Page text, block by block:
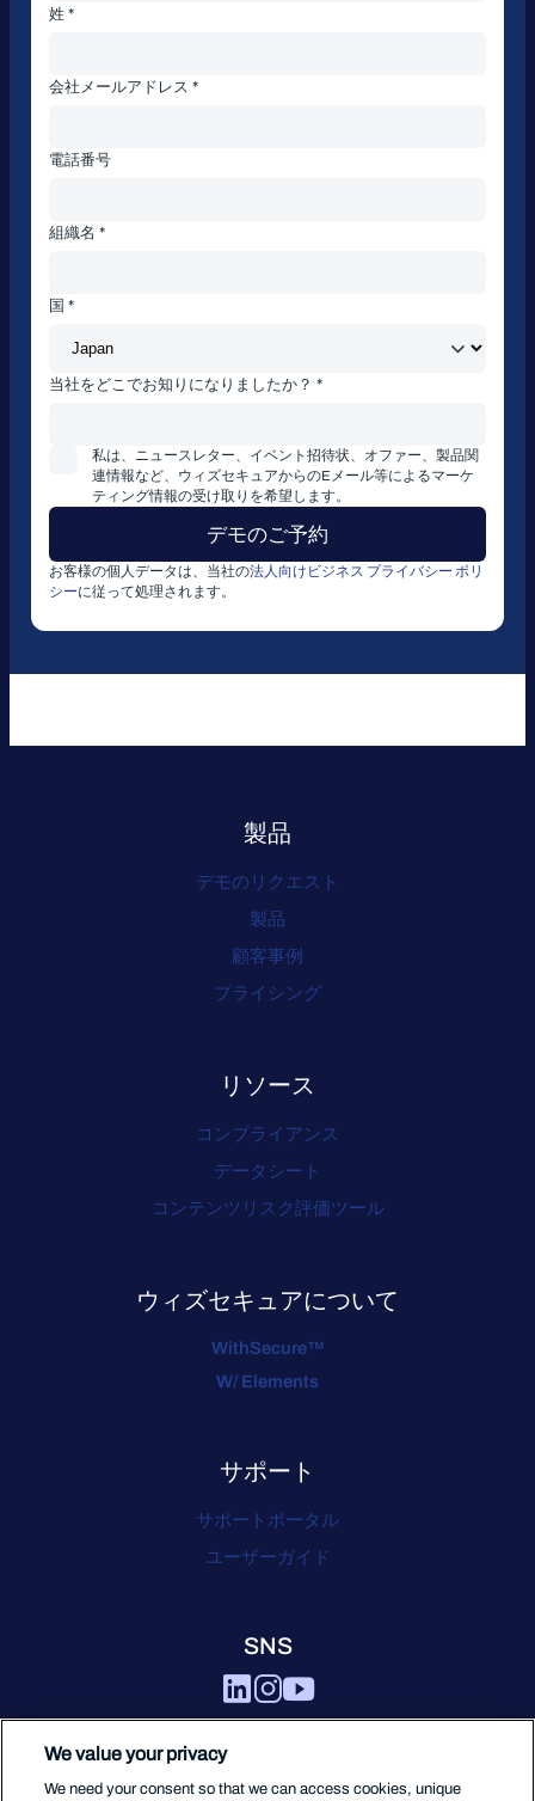
姓 *
会社メールアドレス *
電話番号
組織名 *
国 *
当社をどこでお知りになりましたか？ *
私は、ニュースレター、イベント招待状、オファー、製品関
連情報など、ウィズセキュアからのEメール等によるマーケ
ティング情報の受け取りを希望します。
お客様の個人データは、当社の法人向けビジネス プライバシー ポリ
シーに従って処理されます。
製品
デモのリクエスト
製品
顧客事例
プライシング
リソース
コンプライアンス
データシート
コンテンツリスク評価ツール
ウィズセキュアについて
WithSecure™
W/ Elements
サポート
サポートポータル
ユーザーガイド
SNS
We value your privacy
We need your consent so that we can access cookies, unique